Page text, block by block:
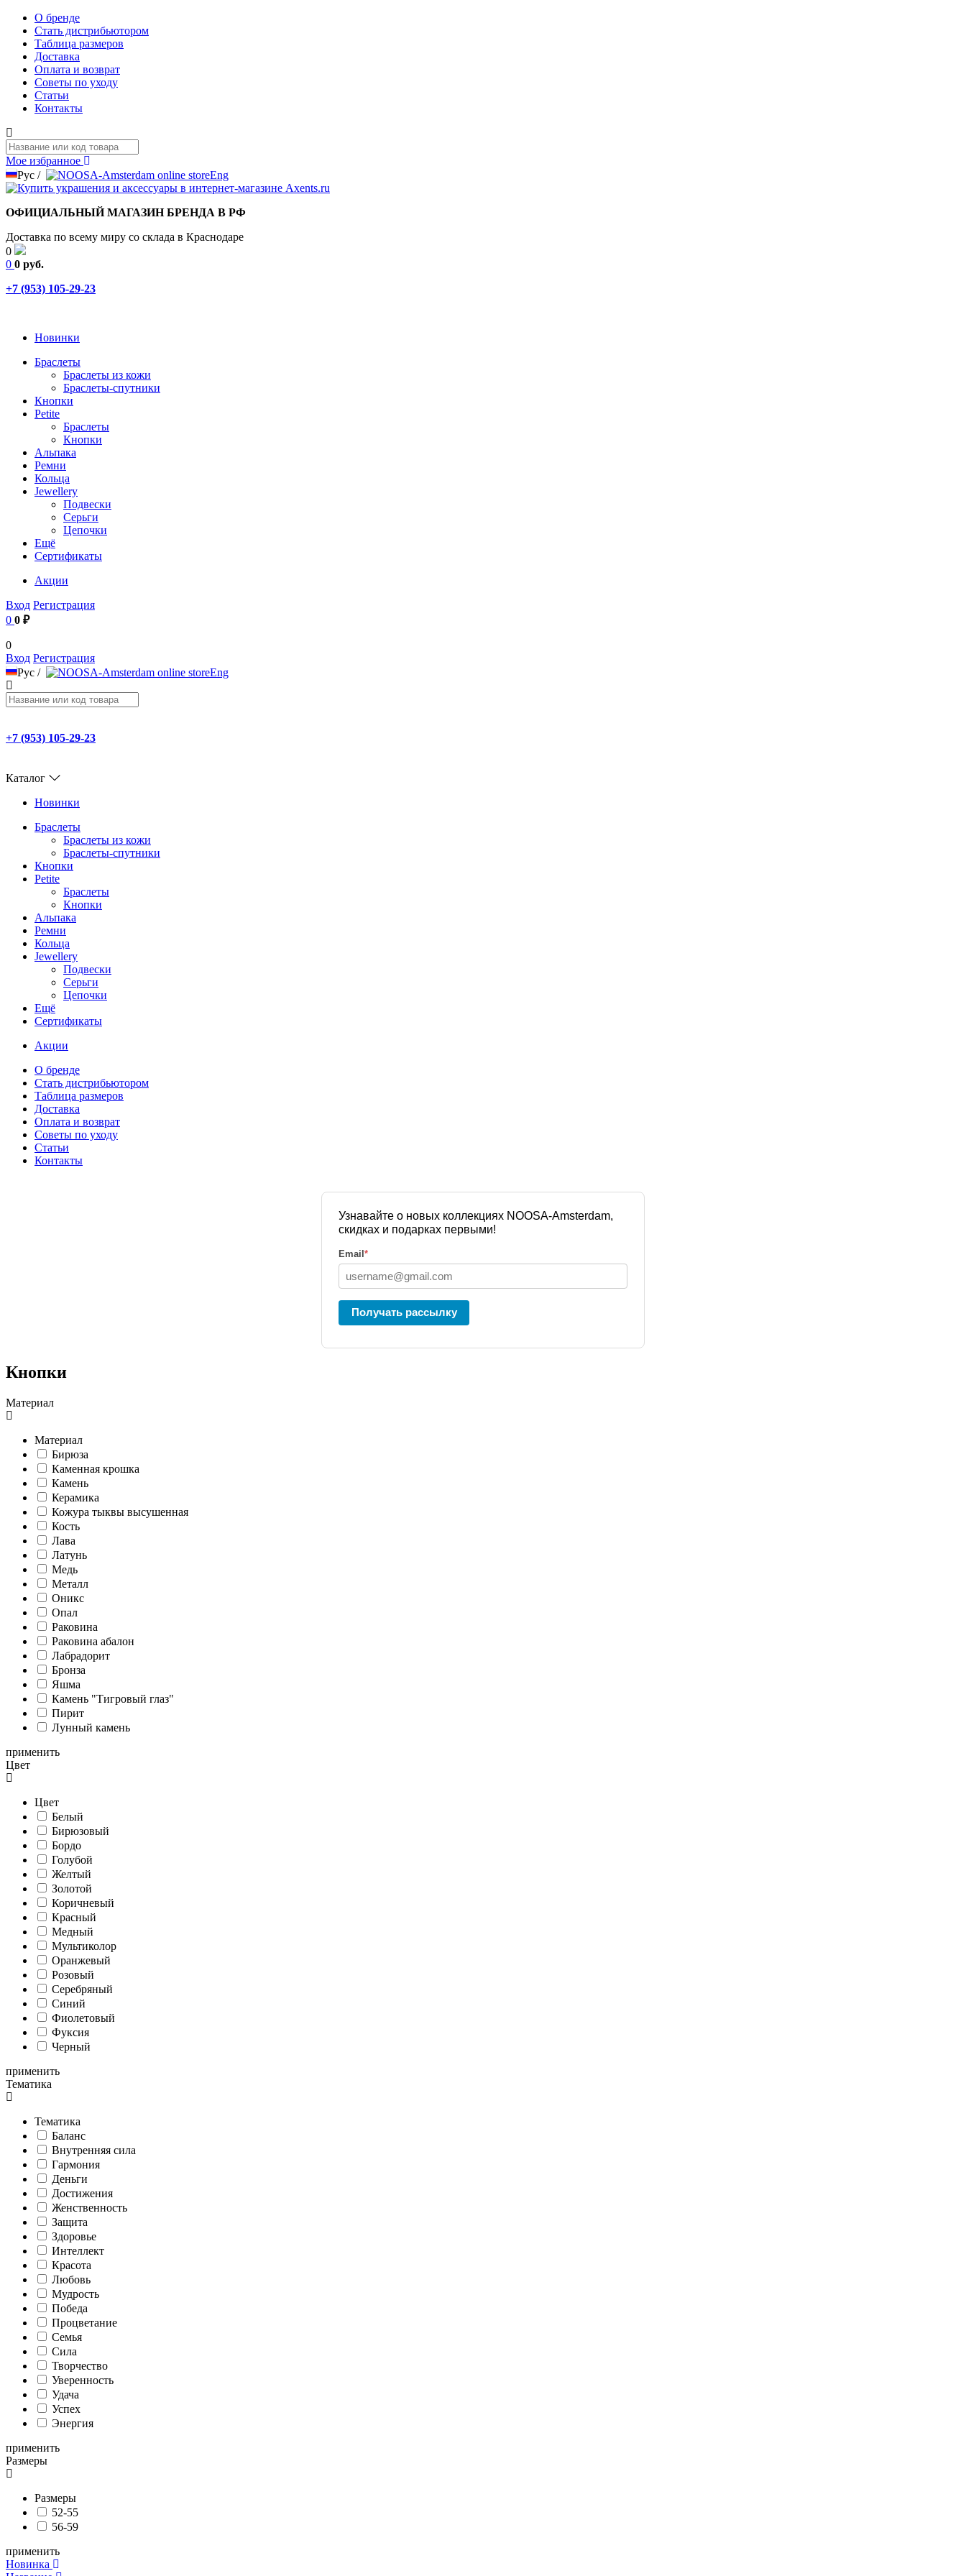
О бренде
Стать дистрибьютором
Таблица размеров
Доставка
Оплата и возврат
Советы по уходу
Статьи
Контакты
Мое избранное
Рус / Eng
ОФИЦИАЛЬНЫЙ МАГАЗИН БРЕНДА В РФ
Доставка по всему миру со склада в Краснодаре
0
0 0 руб.
+7 (953) 105-29-23
Новинки
Браслеты
Браслеты из кожи
Браслеты-спутники
Кнопки
Petite
Браслеты
Кнопки
Альпака
Ремни
Кольца
Jewellery
Подвески
Серьги
Цепочки
Ещё
Сертификаты
Акции
Вход Регистрация
0 0 ₽
0
Вход Регистрация
Рус / Eng
+7 (953) 105-29-23
Каталог
Новинки
Браслеты
Браслеты из кожи
Браслеты-спутники
Кнопки
Petite
Браслеты
Кнопки
Альпака
Ремни
Кольца
Jewellery
Подвески
Серьги
Цепочки
Ещё
Сертификаты
Акции
О бренде
Стать дистрибьютором
Таблица размеров
Доставка
Оплата и возврат
Советы по уходу
Статьи
Контакты
Узнавайте о новых коллекциях NOOSA-Amsterdam,
скидках и подарках первыми!
Email *
Получать рассылку
Кнопки
Материал
Материал
Бирюза
Каменная крошка
Камень
Керамика
Кожура тыквы высушенная
Кость
Лава
Латунь
Медь
Металл
Оникс
Опал
Раковина
Раковина абалон
Лабрадорит
Бронза
Яшма
Камень "Тигровый глаз"
Пирит
Лунный камень
применить
Цвет
Цвет
Белый
Бирюзовый
Бордо
Голубой
Желтый
Золотой
Коричневый
Красный
Медный
Мультиколор
Оранжевый
Розовый
Серебряный
Синий
Фиолетовый
Фуксия
Черный
применить
Тематика
Тематика
Баланс
Внутренняя сила
Гармония
Деньги
Достижения
Женственность
Защита
Здоровье
Интеллект
Красота
Любовь
Мудрость
Победа
Процветание
Семья
Сила
Творчество
Уверенность
Удача
Успех
Энергия
применить
Размеры
Размеры
52-55
56-59
применить
Новинка